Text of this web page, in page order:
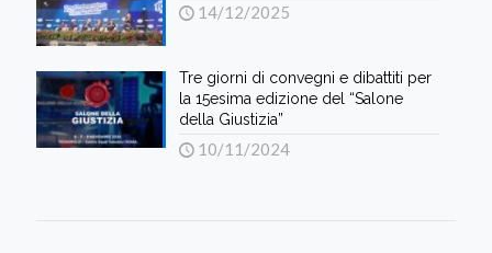
14/12/2025
Tre giorni di convegni e dibattiti per
la 15esima edizione del “Salone
della Giustizia”
10/11/2024